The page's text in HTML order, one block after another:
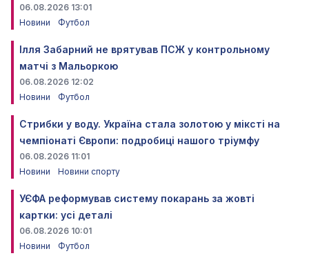
06.08.2026 13:01
Новини
Футбол
Ілля Забарний не врятував ПСЖ у контрольному
матчі з Мальоркою
06.08.2026 12:02
Новини
Футбол
Стрибки у воду. Україна стала золотою у міксті на
чемпіонаті Європи: подробиці нашого тріумфу
06.08.2026 11:01
Новини
Новини спорту
УЄФА реформував систему покарань за жовті
картки: усі деталі
06.08.2026 10:01
Новини
Футбол